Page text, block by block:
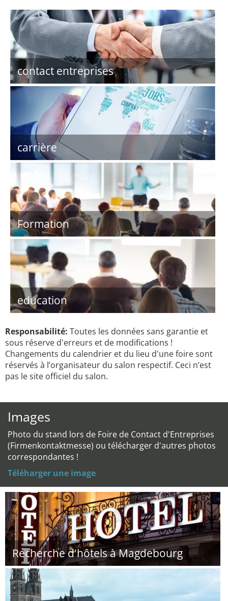
contact entreprises
carrière
Formation
education
Responsabilité: Toutes les données sans garantie et
sous réserve d'erreurs et de modifications !
Changements du calendrier et du lieu d'une foire sont
réservés à l’organisateur du salon respectif. Ceci n’est
pas le site officiel du salon.
Images
Photo du stand lors de Foire de Contact d'Entreprises
(Firmenkontaktmesse) ou télécharger d'autres photos
correspondantes !
Téléharger une image
Recherche d'hôtels à Magdebourg